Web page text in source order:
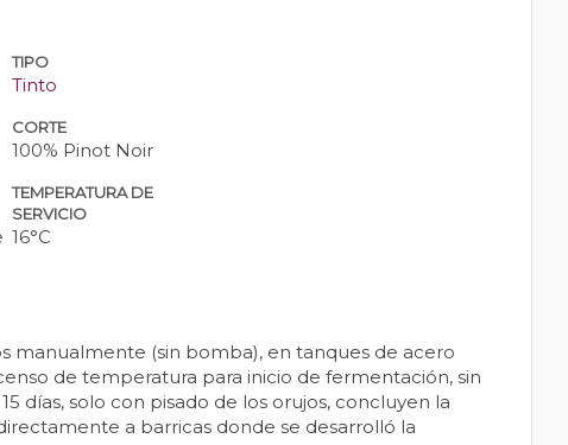
TIPO
Tinto
CORTE
100% Pinot Noir
TEMPERATURA DE
SERVICIO
16°C
manualmente (sin bomba), en tanques de acero
de temperatura para inicio de fermentación, sin
días, solo con pisado de los orujos, concluyen la
a barricas donde se desarrolló la